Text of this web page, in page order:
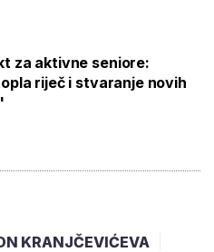
za aktivne seniore:
riječ i stvaranje novih
KRANJČEVIĆEVA